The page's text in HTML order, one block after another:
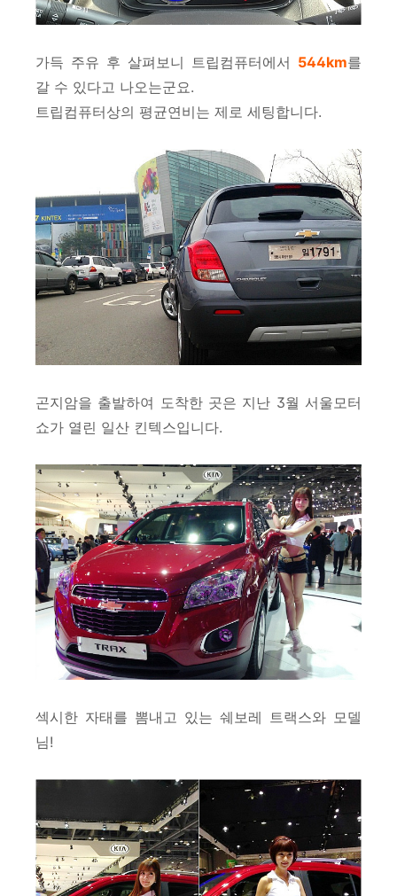
가득 주유 후 살펴보니 트립컴퓨터에서 544km를
갈 수 있다고 나오는군요.
트립컴퓨터상의 평균연비는 제로 세팅합니다.
곤지암을 출발하여 도착한 곳은 지난 3월 서울모터
쇼가 열린 일산 킨텍스입니다.
섹시한 자태를 뽐내고 있는 쉐보레 트랙스와 모델
님!